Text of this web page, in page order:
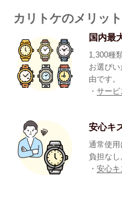
カリトケのメリット
国内最
1,300種
お選び
由です。
・サービ
安心キ
通常使
負担なし
・安心キ